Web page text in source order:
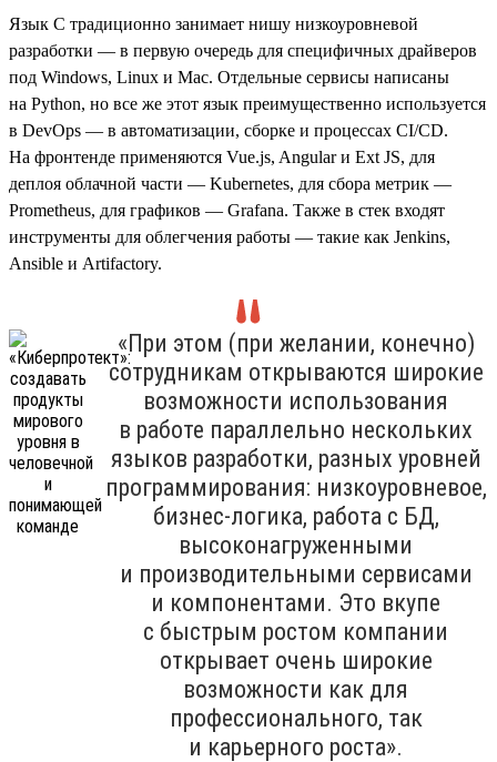
Язык C традиционно занимает нишу низкоуровневой
разработки — в первую очередь для специфичных драйверов
под Windows, Linux и Mac. Отдельные сервисы написаны
на Python, но все же этот язык преимущественно используется
в DevOps — в автоматизации, сборке и процессах CI/CD.
На фронтенде применяются Vue.js, Angular и Ext JS, для
деплоя облачной части — Kubernetes, для сбора метрик —
Prometheus, для графиков — Grafana. Также в стек входят
инструменты для облегчения работы — такие как Jenkins,
Ansible и Artifactory.
«При этом (при желании, конечно)
сотрудникам открываются широкие
возможности использования
в работе параллельно нескольких
языков разработки, разных уровней
программирования: низкоуровневое,
бизнес-логика, работа с БД,
высоконагруженными
и производительными сервисами
и компонентами. Это вкупе
с быстрым ростом компании
открывает очень широкие
возможности как для
профессионального, так
и карьерного роста».